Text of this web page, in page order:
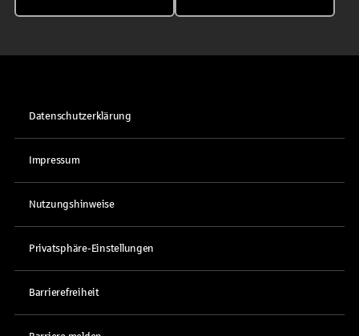
Datenschutzerklärung
Impressum
Nutzungshinweise
Privatsphäre-Einstellungen
Barrierefreiheit